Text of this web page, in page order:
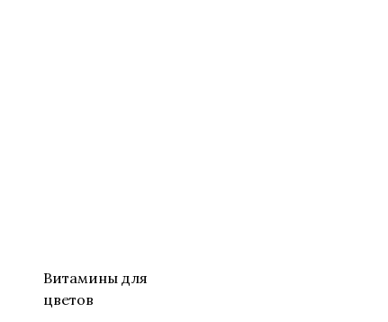
Витамины для
цветов